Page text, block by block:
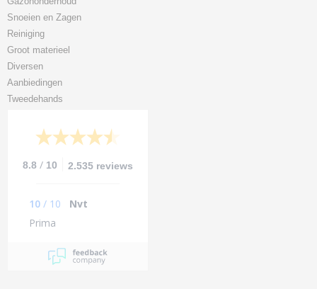
Snoeien en Zagen
Reiniging
Groot materieel
Diversen
Aanbiedingen
Tweedehands
8.8 / 10 2.535 reviews
10 / 10
Nvt
Prima